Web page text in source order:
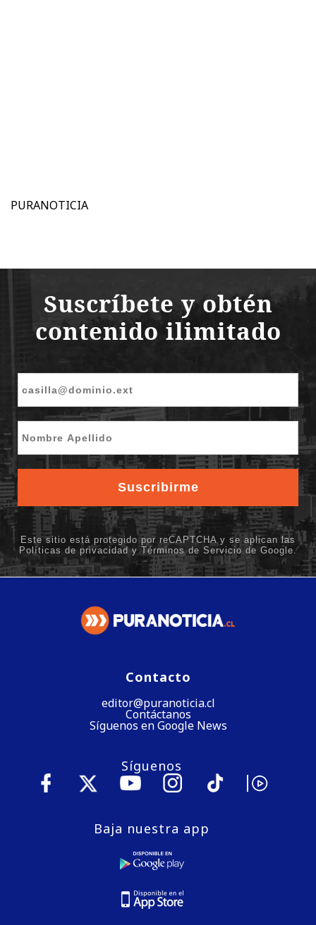
PURANOTICIA
Contacto
editor@puranoticia.cl
Contáctanos
Síguenos en Google News
Síguenos
Baja nuestra app